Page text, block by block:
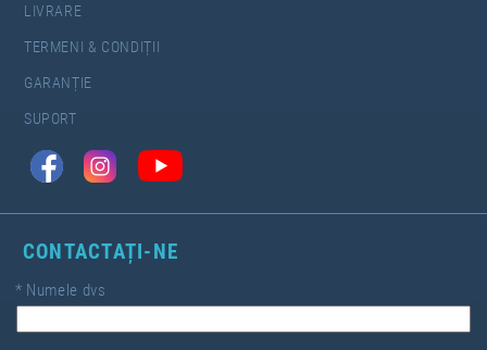
LIVRARE
TERMENI & CONDIȚII
GARANȚIE
SUPORT
CONTACTAȚI-NE
* Numele dvs